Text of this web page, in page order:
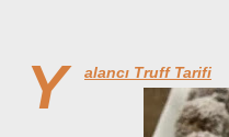
Y alancı Truff Tarifi